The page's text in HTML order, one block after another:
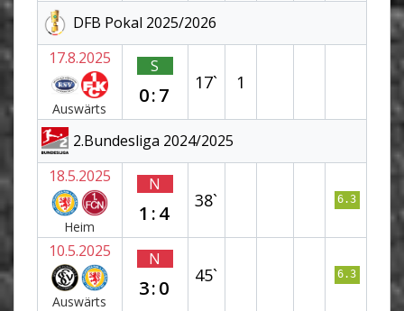
DFB Pokal 2025/2026
17.8.2025
Auswärts
S
0:7
17` 1
2.Bundesliga 2024/2025
18.5.2025
Heim
N
1:4
38` 6.3
10.5.2025
Auswärts
N
3:0
45` 6.3